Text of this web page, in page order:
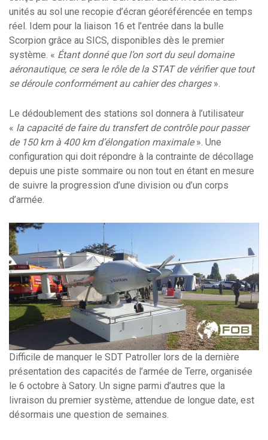
unités au sol une recopie d’écran géoréférencée en temps
réel. Idem pour la liaison 16 et l’entrée dans la bulle
Scorpion grâce au SICS, disponibles dès le premier
système. « Étant donné que l’on sort du seul domaine
aéronautique, ce sera le rôle de la STAT de vérifier que tout
se déroule conformément au cahier des charges ».
Le dédoublement des stations sol donnera à l’utilisateur
« la capacité de faire du transfert de contrôle pour passer
de 150 km à 400 km d’élongation maximale». Une
configuration qui doit répondre à la contrainte de décollage
depuis une piste sommaire ou non tout en étant en mesure
de suivre la progression d’une division ou d’un corps
d’armée.
Difficile de manquer le SDT Patroller lors de la dernière
présentation des capacités de l’armée de Terre, organisée
le 6 octobre à Satory. Un signe parmi d’autres que la
livraison du premier système, attendue de longue date, est
désormais une question de semaines.